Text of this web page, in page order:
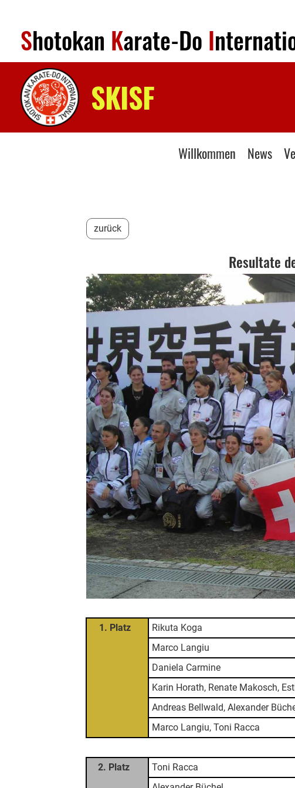
Shotokan Karate-Do I
SKISF
Willkommen News
zurück
Resultate
1. Platz Rikuta Koga
Marco Langiu
Daniela Carmine
Karin Horath, Renate Makosch,
Andreas Bellwald, Alexander
Marco Langiu, Toni Racca
2. Platz Toni Racca